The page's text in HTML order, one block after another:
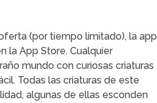
(por tiempo limitado), la app
la App Store. Cualquier
mundo con curiosas criaturas
Todas las criaturas de este
algunas de ellas esconden